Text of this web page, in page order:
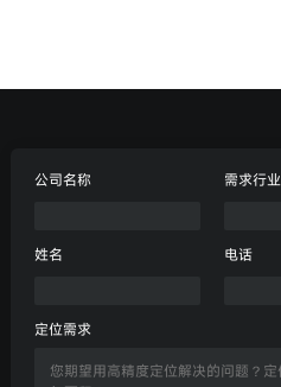
公司名称 需求行业
姓名 电话
定位需求